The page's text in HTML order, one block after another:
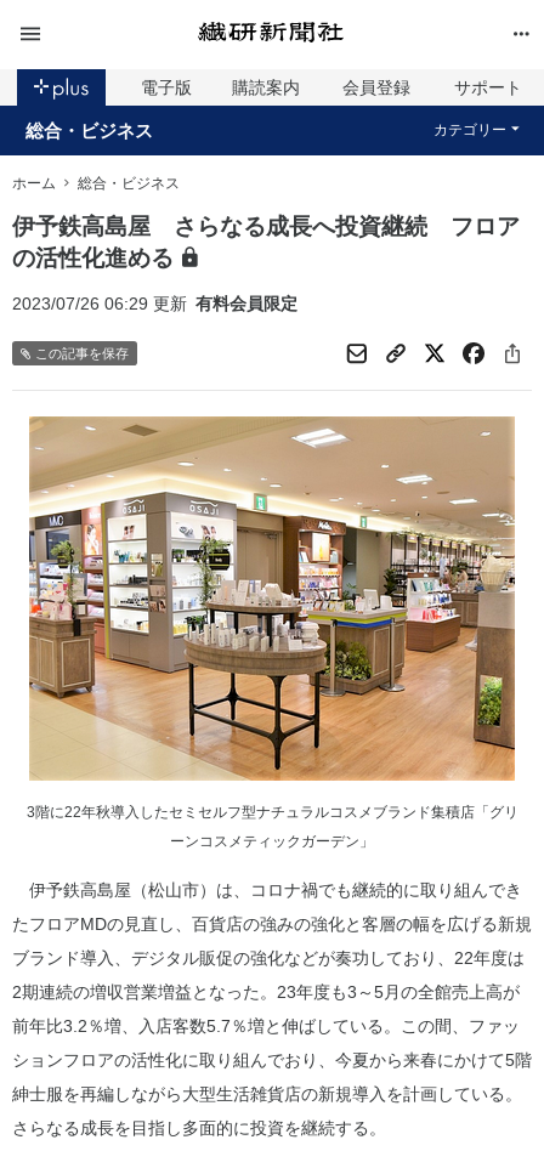
電子版 購読案内 会員登録 サポート
総合・ビジネス カテゴリー
ホーム 総合・ビジネス
伊予鉄高島屋 さらなる成長へ投資継続 フロア
の活性化進める
2023/07/26 06:29 更新 有料会員限定
この記事を保存
3階に22年秋導入したセミセルフ型ナチュラルコスメブランド集積店「グリ
ーンコスメティックガーデン」
伊予鉄高島屋（松山市）は、コロナ禍でも継続的に取り組んでき
たフロアMDの見直し、百貨店の強みの強化と客層の幅を広げる新規
ブランド導入、デジタル販促の強化などが奏功しており、22年度は
2期連続の増収営業増益となった。23年度も3～5月の全館売上高が
前年比3.2％増、入店客数5.7％増と伸ばしている。この間、ファッ
ションフロアの活性化に取り組んでおり、今夏から来春にかけて5階
紳士服を再編しながら大型生活雑貨店の新規導入を計画している。
さらなる成長を目指し多面的に投資を継続する。